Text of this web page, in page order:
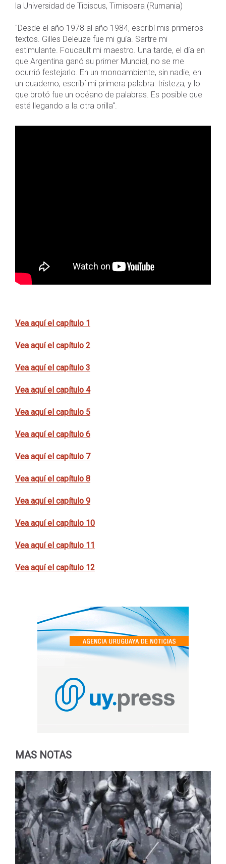
la Universidad de Tibiscus, Timisoara (Rumania)
"Desde el año 1978 al año 1984, escribí mis primeros
textos. Gilles Deleuze fue mi guía. Sartre mi
estimulante. Foucault mi maestro. Una tarde, el día en
que Argentina ganó su primer Mundial, no se me
ocurrió festejarlo. En un monoambiente, sin nadie, en
un cuaderno, escribí mi primera palabra: tristeza, y lo
que brotó fue un océano de palabras. Es posible que
esté llegando a la otra orilla".
Vea aquí el capítulo 1
Vea aquí el capítulo 2
Vea aquí el capítulo 3
Vea aquí el capítulo 4
Vea aquí el capítulo 5
Vea aquí el capítulo 6
Vea aquí el capítulo 7
Vea aquí el capítulo 8
Vea aquí el capítulo 9
Vea aquí el capítulo 10
Vea aquí el capítulo 11
Vea aquí el capítulo 12
MAS NOTAS